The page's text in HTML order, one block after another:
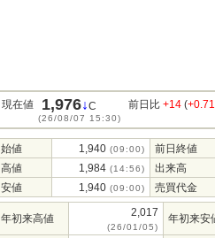
現在値 1,976↓C
(26/08/07 15:30)
前日比 +14 (
始値 1,940 (09:00)
前日終値
高値
1,984 (14:56)
出来高
安値
1,940 (09:00) 売買代金
年初来高値 2,017
(26/01/05)
年初来安